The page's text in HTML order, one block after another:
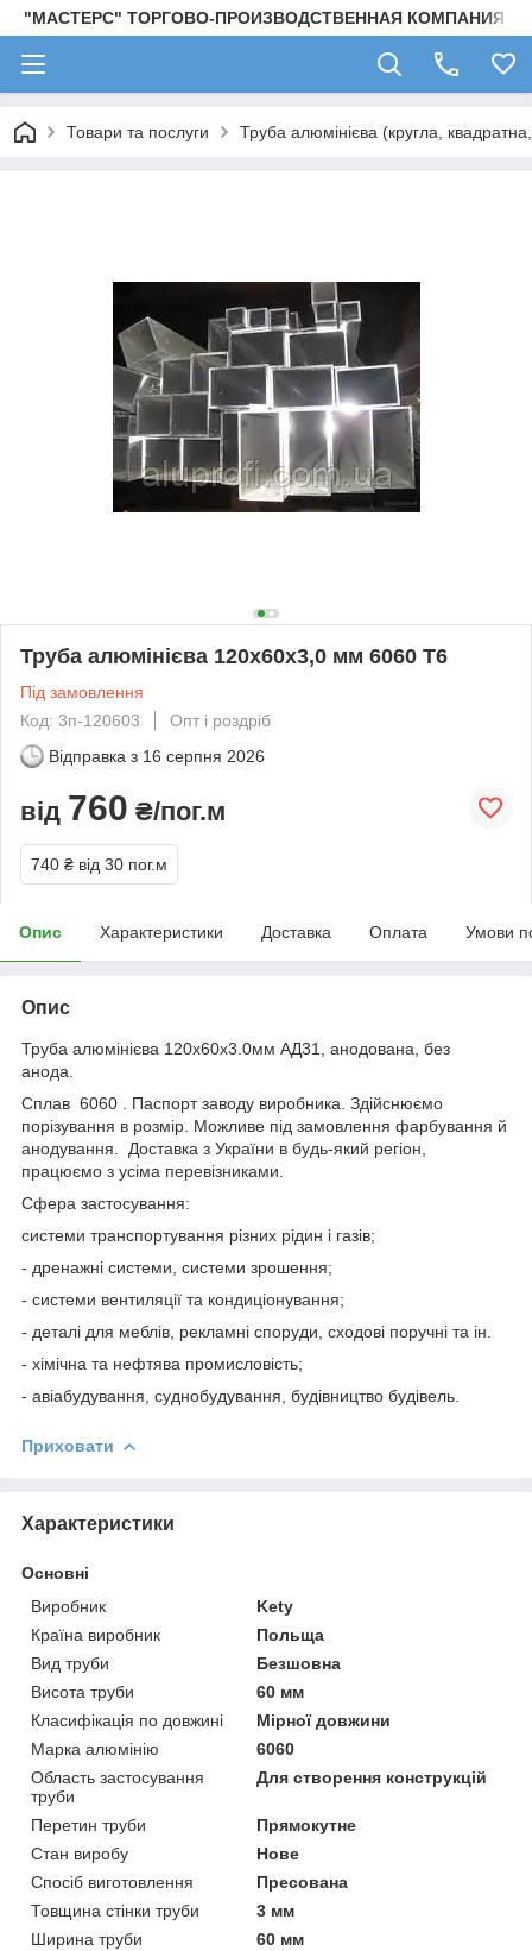
"МАСТЕРС" ТОРГОВО-ПРОИЗВОДСТВЕННАЯ КОМПАНИЯ
Товари та послуги Труба алюмінієва (кругла,
Труба алюмінієва 120х60х3,0 мм 6060 Т6
Під замовлення
Код: 3п-120603
Опт і роздріб
Відправка з 16 серпня 2026
від 760 ₴/пог.м
740 ₴ від 30 пог.м
Опис Характеристики Доставка Оплата Умови
Опис
Труба алюмінієва 120х60х3.0мм АД31, анодована, без
анода.
Сплав 6060
. Паспорт заводу виробника. Здійснюємо
порізування в розмір. Можливе під замовлення фарбування й
анодування. Доставка з України в будь-який регіон,
працюємо з усіма перевізниками.
Сфера застосування:
системи транспортування різних рідин і газів;
- дренажні системи, системи зрошення;
- системи вентиляції та кондиціонування;
- деталі для меблів, рекламні споруди, сходові поручні та ін.
- хімічна та нефтява промисловість;
- авіабудування, суднобудування, будівництво будівель.
Приховати
Характеристики
Основні
Виробник
Kety
Країна виробник
Польща
Вид труби
Безшовна
Висота труби
60 мм
Класифікація по довжині
Мірної довжини
Марка алюмінію
6060
Область застосування
труби
Для створення конструкцій
Перетин труби
Прямокутне
Стан виробу
Нове
Спосіб виготовлення
Пресована
Товщина стінки труби
3 мм
Ширина труби
60 мм